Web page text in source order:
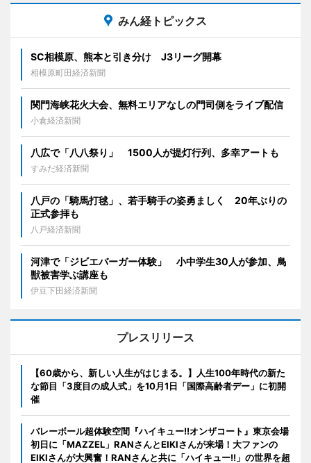
みん経トピックス
SC相模原、熊本と引き分け J3リーグ開幕
相模原町田経済新聞
関門海峡花火大会、無料エリアなしの門司側をライブ配信
小倉経済新聞
八広で「八八祭り」 1500人が提灯行列、多幸アートも
すみだ経済新聞
八戸の「騎馬打毬」、若手騎手の姿勇ましく 20年ぶりの
正式参拝も
八戸経済新聞
河津で「ジビエバーガー体験」 小中学生30人が参加、鳥
獣被害学ぶ講座も
伊豆下田経済新聞
プレスリリース
【60歳から、新しい人生がはじまる。】人生100年時代の新た
な節目「3度目の成人式」を10月1日「国際高齢者デー」に初開
催
バレーボール超体験空間『ハイキュー!!オンザコート』東京会場
初日に「MAZZEL」RANさんとEIKIさんが来場！大ファンの
EIKIさんが大興奮！RANさんと共に「ハイキュー!!」の世界を超